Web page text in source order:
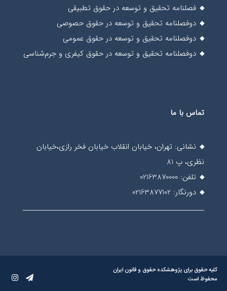
فصلنامه تحقیق و توسعه در حقوق تطبیقی
دوفصلنامه تحقیق و توسعه در حقوق حصوصی
دوفصلنامه تحقیق و توسعه در حقوق عمومی
دوفصلنامه تحقیق و توسعه در حقوق کیفری و جرم‌شناسی
تماس با ما
نشانی: تهران، خیابان انقلاب خیابان فخر رازی،خیابان
نظری، پ 81
تلفن: 02163870000
دورنگار: 02163877102
کلیه حقوق برای پژوهشکده حقوق و قانون ایران
محفوظ است